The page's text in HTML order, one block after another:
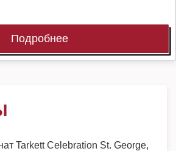
Подробнее
Tarkett Celebration St. George,